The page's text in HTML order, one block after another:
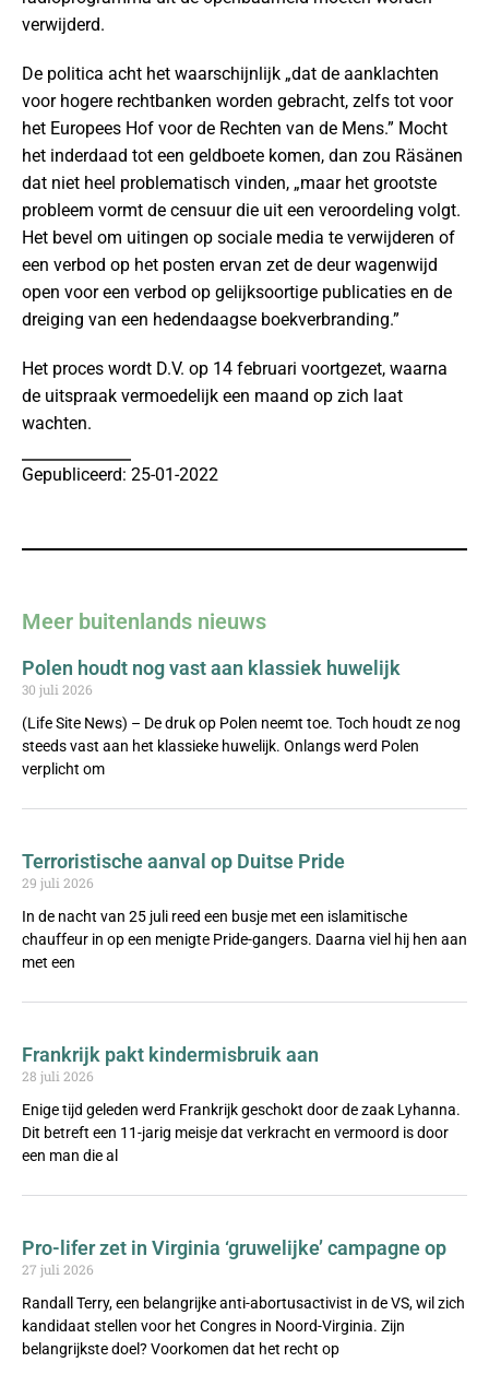
verwijderd.
De politica acht het waarschijnlijk „dat de aanklachten
voor hogere rechtbanken worden gebracht, zelfs tot voor
het Europees Hof voor de Rechten van de Mens.” Mocht
het inderdaad tot een geldboete komen, dan zou Räsänen
dat niet heel problematisch vinden, „maar het grootste
probleem vormt de censuur die uit een veroordeling volgt.
Het bevel om uitingen op sociale media te verwijderen of
een verbod op het posten ervan zet de deur wagenwijd
open voor een verbod op gelijksoortige publicaties en de
dreiging van een hedendaagse boekverbranding.”
Het proces wordt D.V. op 14 februari voortgezet, waarna
de uitspraak vermoedelijk een maand op zich laat
wachten.
Gepubliceerd: 25-01-2022
Meer buitenlands nieuws
Polen houdt nog vast aan klassiek huwelijk
30 juli 2026
(Life Site News) – De druk op Polen neemt toe. Toch houdt ze nog
steeds vast aan het klassieke huwelijk. Onlangs werd Polen
verplicht om
Terroristische aanval op Duitse Pride
29 juli 2026
In de nacht van 25 juli reed een busje met een islamitische
chauffeur in op een menigte Pride-gangers. Daarna viel hij hen aan
met een
Frankrijk pakt kindermisbruik aan
28 juli 2026
Enige tijd geleden werd Frankrijk geschokt door de zaak Lyhanna.
Dit betreft een 11-jarig meisje dat verkracht en vermoord is door
een man die al
Pro-lifer zet in Virginia ‘gruwelijke’ campagne op
27 juli 2026
Randall Terry, een belangrijke anti-abortusactivist in de VS, wil zich
kandidaat stellen voor het Congres in Noord-Virginia. Zijn
belangrijkste doel? Voorkomen dat het recht op